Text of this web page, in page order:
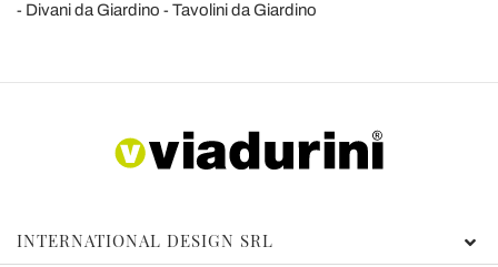
Divani da Giardino
Tavolini da Giardino
INTERNATIONAL DESIGN SRL